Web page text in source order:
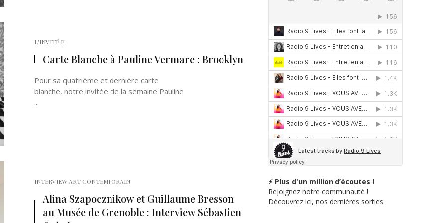
L'INVITÉ·E
Carte Blanche à Pauline Vermare : Brooklyn
Pour sa quatrième et dernière carte
blanche, notre invitée de la semaine Pauline
...
INTERVIEW ART CONTEMPORAIN
Alina Szapocznikow et Guillaume Bresson
au Musée de Grenoble : Interview Sébastien
⚡ Plus d'un million d’écoutes !
Rejoignez notre communauté !
Découvrez ici, nos dernières sorties.